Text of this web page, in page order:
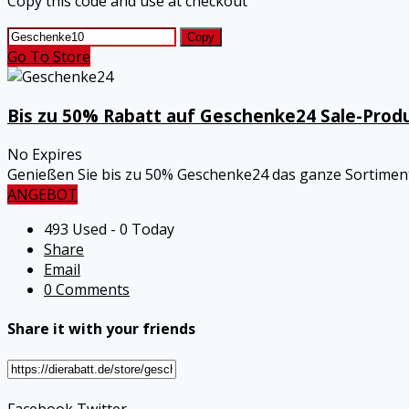
Copy
Go To Store
Bis zu 50% Rabatt auf Geschenke24 Sale-
No Expires
Genießen Sie bis zu 50% Geschenke24 das ganze
ANGEBOT
493 Used - 0 Today
Share
Email
0 Comments
Share it with your friends